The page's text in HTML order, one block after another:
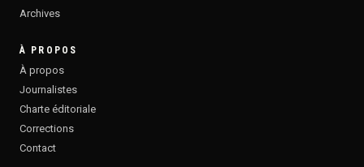
Archives
À PROPOS
À propos
Journalistes
Charte éditoriale
Corrections
Contact